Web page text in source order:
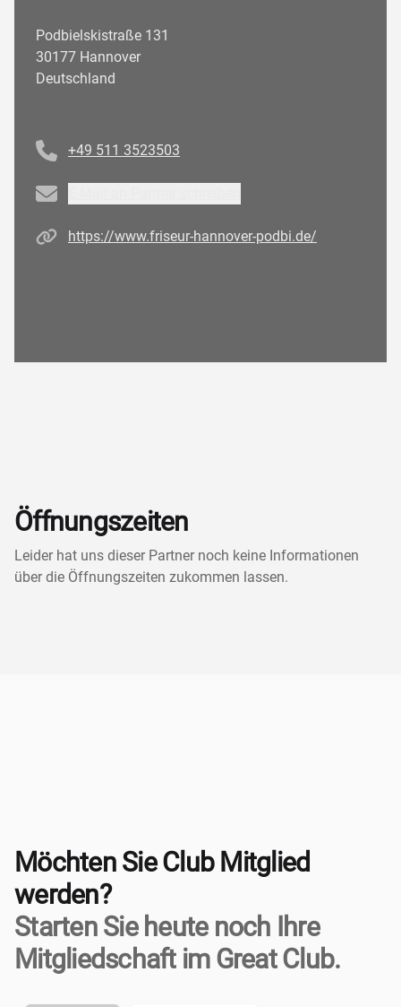
Podbielskistraße 131
30177 Hannover
Deutschland
+49 511 3523503
Email
Homepagehttps://www.friseur-hannover-podbi.de/
Öffnungszeiten
Leider hat uns dieser Partner noch keine Informationen
über die Öffnungszeiten zukommen lassen.
Möchten Sie Club Mitglied
werden?
Starten Sie heute noch Ihre
Mitgliedschaft im Great Club.